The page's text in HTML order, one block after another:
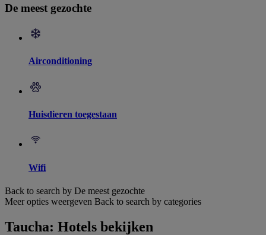
De meest gezochte
Airconditioning
Huisdieren toegestaan
Wifi
Back to search by De meest gezochte
Meer opties weergeven Back to search by categories
Taucha: Hotels bekijken